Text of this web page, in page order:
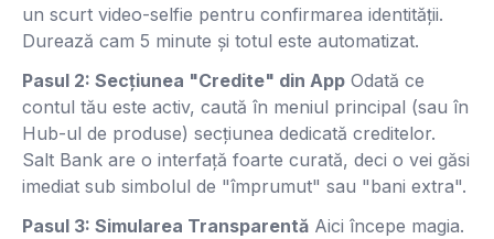
un scurt video-selfie pentru confirmarea identității.
Durează cam 5 minute și totul este automatizat.
Pasul 2: Secțiunea "Credite" din App Odată ce
contul tău este activ, caută în meniul principal (sau în
Hub-ul de produse) secțiunea dedicată creditelor.
Salt Bank are o interfață foarte curată, deci o vei găsi
imediat sub simbolul de "împrumut" sau "bani extra".
Pasul 3: Simularea Transparentă Aici începe magia.